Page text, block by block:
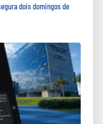
dois domingos de